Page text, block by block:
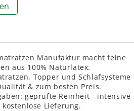
Manufaktur macht feine
aus 100% Naturlatex.
Topper und Schlafsysteme
& zum besten Preis.
geprüfte Reinheit - intensive
kostenlose Lieferung.